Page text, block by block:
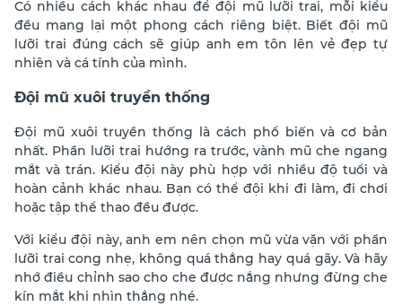
Có nhiều cách khác nhau để đội mũ lưỡi trai, mỗi kiểu
đều mang lại một phong cách riêng biệt. Biết đội mũ
lưỡi trai đúng cách sẽ giúp anh em tôn lên vẻ đẹp tự
nhiên và cá tính của mình.
Đội mũ xuôi truyền thống
Đội mũ xuôi truyền thống là cách phổ biến và cơ bản
nhất. Phần lưỡi trai hướng ra trước, vành mũ che ngang
mắt và trán. Kiểu đội này phù hợp với nhiều độ tuổi và
hoàn cảnh khác nhau. Bạn có thể đội khi đi làm, đi chơi
hoặc tập thể thao đều được.
Với kiểu đội này, anh em nên chọn mũ vừa vặn với phần
lưỡi trai cong nhẹ, không quá thẳng hay quá gãy. Và hãy
nhớ điều chỉnh sao cho che được nắng nhưng đừng che
kín mắt khi nhìn thẳng nhé.